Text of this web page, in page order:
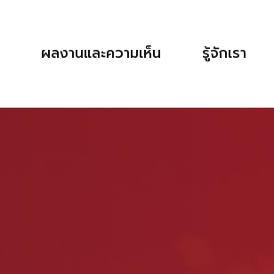
ผลงานและความเห็น รู้จักเรา